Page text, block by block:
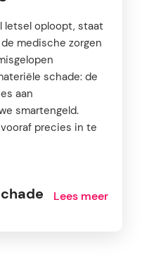
letsel oploopt, staat
medische zorgen
schade: de
aan
smartengeld.
precies in te
Lees meer